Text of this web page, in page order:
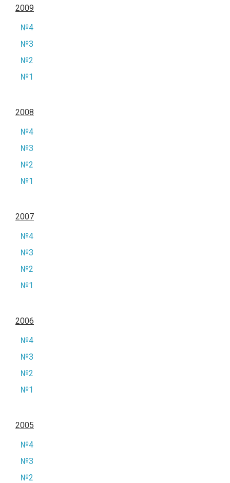
2009
№4
№3
№2
№1
2008
№4
№3
№2
№1
2007
№4
№3
№2
№1
2006
№4
№3
№2
№1
2005
№4
№3
№2